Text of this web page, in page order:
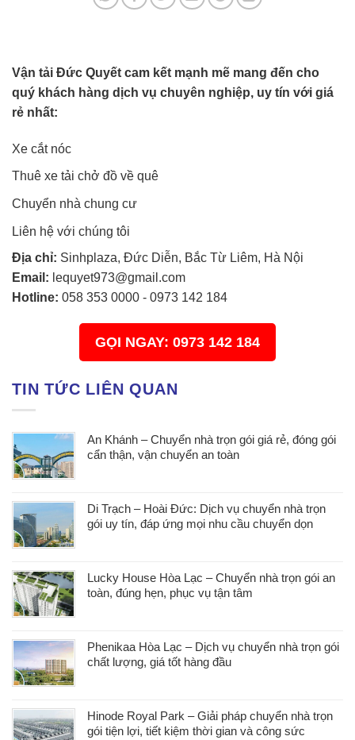
Vận tải Đức Quyết cam kết mạnh mẽ mang đến cho
quý khách hàng dịch vụ chuyên nghiệp, uy tín với giá
rẻ nhất:
Xe cắt nóc
Thuê xe tải chở đồ về quê
Chuyển nhà chung cư
Liên hệ với chúng tôi
Địa chỉ: Sinhplaza, Đức Diễn, Bắc Từ Liêm, Hà Nội
Email: lequyet973@gmail.com
Hotline: 058 353 0000 - 0973 142 184
GỌI NGAY: 0973 142 184
TIN TỨC LIÊN QUAN
An Khánh – Chuyển nhà trọn gói giá rẻ, đóng gói
cẩn thận, vận chuyển an toàn
Di Trạch – Hoài Đức: Dịch vụ chuyển nhà trọn
gói uy tín, đáp ứng mọi nhu cầu chuyển dọn
Lucky House Hòa Lạc – Chuyển nhà trọn gói an
toàn, đúng hẹn, phục vụ tận tâm
Phenikaa Hòa Lạc – Dịch vụ chuyển nhà trọn gói
chất lượng, giá tốt hàng đầu
Hinode Royal Park – Giải pháp chuyển nhà trọn
gói tiện lợi, tiết kiệm thời gian và công sức